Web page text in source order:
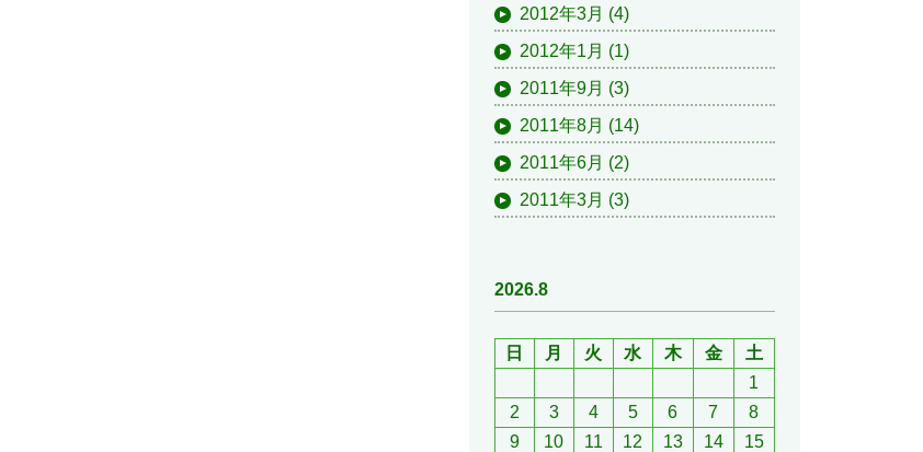
2012年3月 (4)
2012年1月 (1)
2011年9月 (3)
2011年8月 (14)
2011年6月 (2)
2011年3月 (3)
2026.8
日 月 火 水 木 金
土
1
2
3 4 5 6 7
8
9
10 11 12 13 14
15